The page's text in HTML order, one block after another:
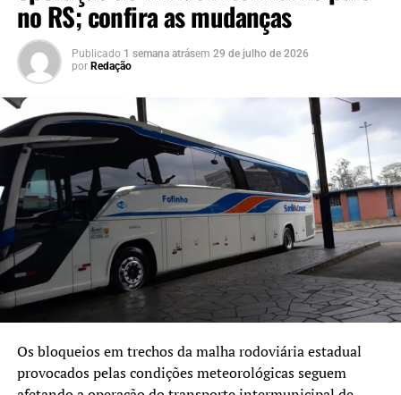
no RS; confira as mudanças
Publicado 1 semana atrásem 29 de julho de 2026
por Redação
Os bloqueios em trechos da malha rodoviária estadual
provocados pelas condições meteorológicas seguem